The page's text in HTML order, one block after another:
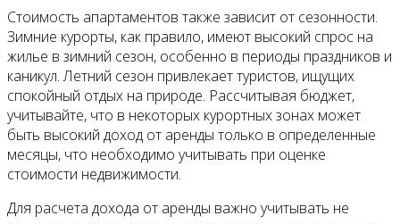
Стоимость апартаментов также зависит от сезонности.
Зимние курорты, как правило, имеют высокий спрос на
жилье в зимний сезон, особенно в периоды праздников и
каникул. Летний сезон привлекает туристов, ищущих
спокойный отдых на природе. Рассчитывая бюджет,
учитывайте, что в некоторых курортных зонах может
быть высокий доход от аренды только в определенные
месяцы, что необходимо учитывать при оценке
стоимости недвижимости.
Для расчета дохода от аренды важно учитывать не